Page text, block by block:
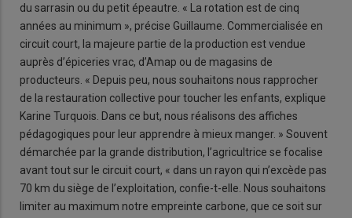
du sarrasin ou du petit épeautre. « La rotation est de cinq
années au minimum », précise Guillaume. Commercialisée en
circuit court, la majeure partie de la production est vendue
auprès d’épiceries vrac, d’Amap ou de magasins de
producteurs. « Depuis peu, nous souhaitons nous rapprocher
de la restauration collective pour toucher les enfants, explique
Karine Turquois. Dans ce but, nous réalisons des affiches
pédagogiques pour leur apprendre à mieux manger. » Souvent
démarchée par la grande distribution, l’agricultrice se focalise
avant tout sur le circuit court, « dans un rayon qui n’excède pas
70 km du siège de l’exploitation, confie-t-elle. Nous souhaitons
limiter au maximum notre empreinte carbone, que ce soit sur